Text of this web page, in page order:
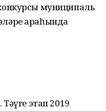
муниципаль
араһында
этап 2019